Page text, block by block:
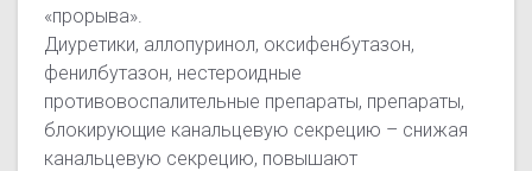
«прорыва».
Диуретики, аллопуринол, оксифенбутазон,
фенилбутазон, нестероидные
противовоспалительные препараты, препараты,
блокирующие канальцевую секрецию – снижая
канальцевую секрецию, повышают